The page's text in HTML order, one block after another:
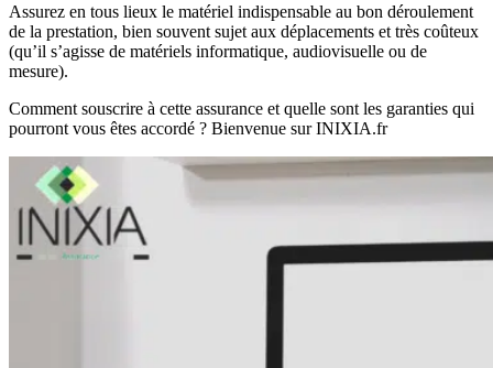
Assurez en tous lieux le matériel indispensable au bon déroulement
de la prestation, bien souvent sujet aux déplacements et très coûteux
(qu’il s’agisse de matériels informatique, audiovisuelle ou de
mesure).
Comment souscrire à cette assurance et quelle sont les garanties qui
pourront vous êtes accordé ? Bienvenue sur INIXIA.fr